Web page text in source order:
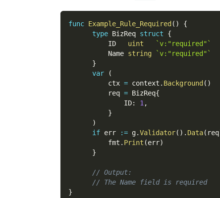
func Example_Rule_Required ( )
{
type BizReq struct
{
          ID
uint
`v:"required"`
          Name
string
`v:"required"`
}
var
(
          ctx
= context . Background ( )
          req
= BizReq{
              ID
: 1 ,
}
)
if err := g.Validator( ) . Data( req
          fmt
. Print (err)
}
// Output:
// The Name field is required
}